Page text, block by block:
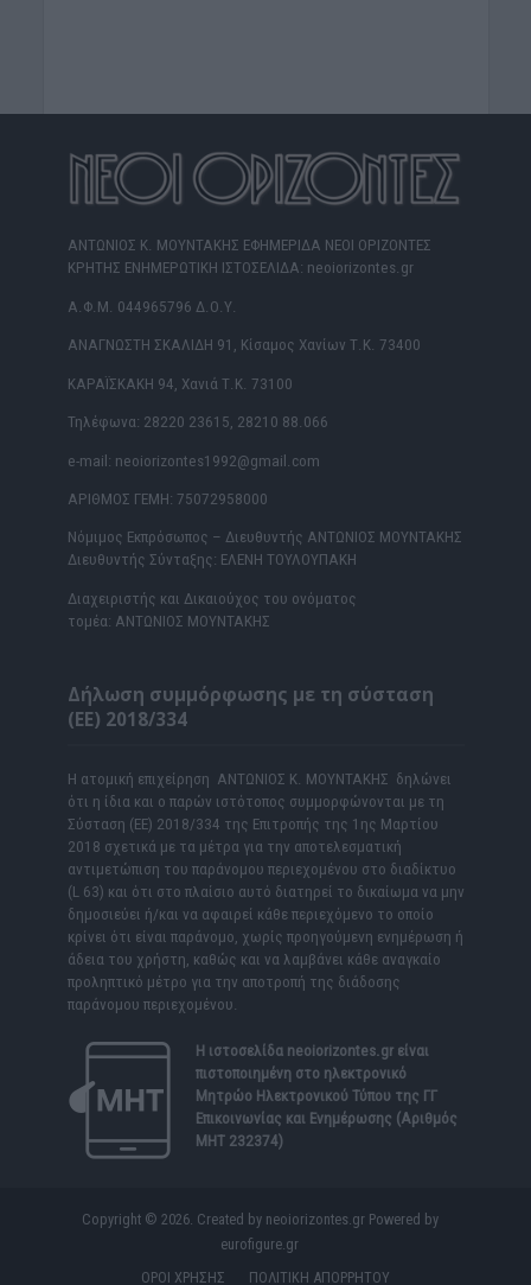
ΑΝΤΩΝΙΟΣ Κ. ΜΟΥΝΤΑΚΗΣ ΕΦΗΜΕΡΙΔΑ ΝΕΟΙ ΟΡΙΖΟΝΤΕΣ
ΚΡΗΤΗΣ ΕΝΗΜΕΡΩΤΙΚΗ ΙΣΤΟΣΕΛΙΔΑ: neoiorizontes.gr
Α.Φ.Μ. 044965796 Δ.Ο.Υ.
ΑΝΑΓΝΩΣΤΗ ΣΚΑΛΙΔΗ 91, Κίσαμος Χανίων Τ.Κ. 73400
ΚΑΡΑΪΣΚΑΚΗ 94, Χανιά Τ.Κ. 73100
Τηλέφωνα: 28220 23615, 28210 88.066
e-mail: neoiorizontes1992@gmail.com
ΑΡΙΘΜΟΣ ΓΕΜΗ: 75072958000
Νόμιμος Εκπρόσωπος – Διευθυντής ΑΝΤΩΝΙΟΣ ΜΟΥΝΤΑΚΗΣ
Διευθυντής Σύνταξης: ΕΛΕΝΗ ΤΟΥΛΟΥΠΑΚΗ
Διαχειριστής και Δικαιούχος του ονόματος
τομέα: ΑΝΤΩΝΙΟΣ ΜΟΥΝΤΑΚΗΣ
Δήλωση συμμόρφωσης με τη σύσταση
(ΕΕ) 2018/334
Η ατομική επιχείρηση ΑΝΤΩΝΙΟΣ Κ. ΜΟΥΝΤΑΚΗΣ δηλώνει
ότι η ίδια και ο παρών ιστότοπος συμμορφώνονται με τη
Σύσταση (ΕΕ) 2018/334 της Επιτροπής της 1ης Μαρτίου
2018 σχετικά με τα μέτρα για την αποτελεσματική
αντιμετώπιση του παράνομου περιεχομένου στο διαδίκτυο
(L 63) και ότι στο πλαίσιο αυτό διατηρεί το δικαίωμα να μην
δημοσιεύει ή/και να αφαιρεί κάθε περιεχόμενο το οποίο
κρίνει ότι είναι παράνομο, χωρίς προηγούμενη ενημέρωση ή
άδεια του χρήστη, καθώς και να λαμβάνει κάθε αναγκαίο
προληπτικό μέτρο για την αποτροπή της διάδοσης
παράνομου περιεχομένου.
Η ιστοσελίδα neoiorizontes.grείναι
πιστοποιημένη στο ηλεκτρονικό
Μητρώο Ηλεκτρονικού Τύπου της ΓΓ
Επικοινωνίας και Ενημέρωσης (Αριθμός
ΜΗΤ 232374)
Copyright © 2026. Created by neoiorizontes.gr Powered by
eurofigure.gr
ΟΡΟΙ ΧΡΗΣΗΣ
ΠΟΛΙΤΙΚΗ ΑΠΟΡΡΗΤΟΥ